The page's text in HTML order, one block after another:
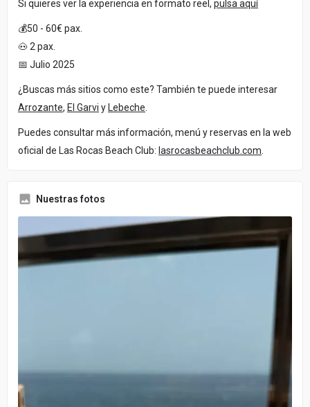
Si quieres ver la experiencia en formato reel, pulsa aquí
💰50 - 60€ pax.
🐽 2 pax.
📅 Julio 2025
¿Buscas más sitios como este? También te puede interesar
Arrozante, El Garvi y Lebeche
Puedes consultar más información, menú y reservas en la web
oficial de Las Rocas Beach Club: lasrocasbeachclub.com
Nuestras fotos